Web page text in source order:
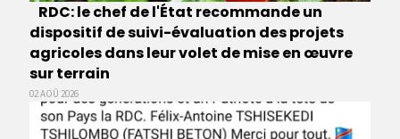
RDC: le chef de l'État recommande un
dispositif de suivi-évaluation des projets
agricoles dans leur volet de mise en œuvre
sur terrain
02 AOÛ 2026